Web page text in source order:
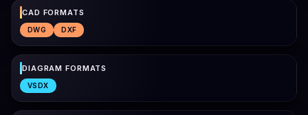
CAD FORMATS
DWG DXF
DIAGRAM FORMATS
VSDX